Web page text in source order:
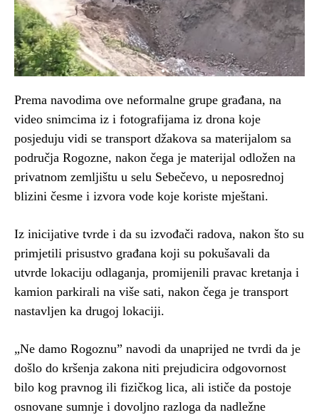
Prema navodima ove neformalne grupe građana, na
video snimcima iz i fotografijama iz drona koje
posjeduju vidi se transport džakova sa materijalom sa
područja Rogozne, nakon čega je materijal odložen na
privatnom zemljištu u selu Sebečevo, u neposrednoj
blizini česme i izvora vode koje koriste mještani.
Iz inicijative tvrde i da su izvođači radova, nakon što su
primjetili prisustvo građana koji su pokušavali da
utvrde lokaciju odlaganja, promijenili pravac kretanja i
kamion parkirali na više sati, nakon čega je transport
nastavljen ka drugoj lokaciji.
„Ne damo Rogoznu” navodi da unaprijed ne tvrdi da je
došlo do kršenja zakona niti prejudicira odgovornost
bilo kog pravnog ili fizičkog lica, ali ističe da postoje
osnovane sumnje i dovoljno razloga da nadležne